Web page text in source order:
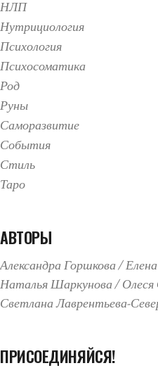
НЛП
Нутрициология
Психология
Психосоматика
Род
Руны
Саморазвитие
События
Стиль
Таро
АВТОРЫ
Александра Горшкова
Наталья Шаркунова
Олеся
Светлана Лаврентьева-
ПРИСОЕДИНЯЙСЯ!